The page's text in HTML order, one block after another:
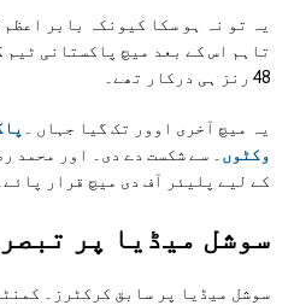
48 رنز ہی درکار تھے۔
یہ میچ آخری اوور تک گیا جہاں ۔
وکٹوں
کے لیے پلیئر آف دی میچ قرار پائے۔
سوشل ميڈيا پر
سوشل میڈیا پر سابق کرکٹرز۔